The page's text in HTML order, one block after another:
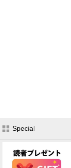
Special